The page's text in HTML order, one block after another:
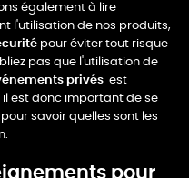
également à lire
l'utilisation de nos produits,
pour éviter tout risque
pas que l'utilisation de
privés est
est donc important de se
savoir quelles sont les
pour